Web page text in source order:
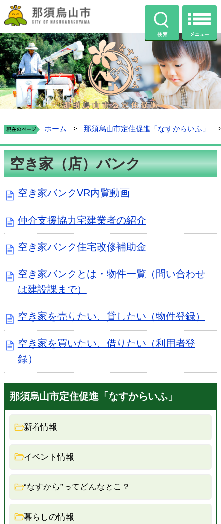
那須烏山市定住促進
那須烏山市公式ホームページ 検索
ホーム 那須烏山市定住促進「なすからいふ」
空き家（店）バンク
空き家バンクVR内覧動画
仲介支援協力宅建業者の紹介
空き家バンク住宅改修補助金
空き家バンクとは・物件一覧（問い合わせ
は建設課まで）
空き家を売りたい、貸したい（物件登録）
空き家を買いたい、借りたい（利用者登
録）
那須烏山市定住促進「なすからいふ」
新着情報
イベント情報
“なすから”ってどんなとこ？
暮らしの情報